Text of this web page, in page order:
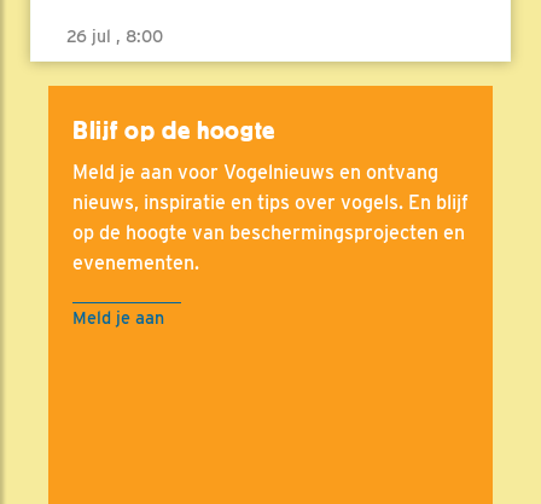
26 jul , 8:00
Blijf op de hoogte
Meld je aan voor Vogelnieuws en ontvang
nieuws, inspiratie en tips over vogels. En blijf
op de hoogte van beschermingsprojecten en
evenementen.
Meld je aan